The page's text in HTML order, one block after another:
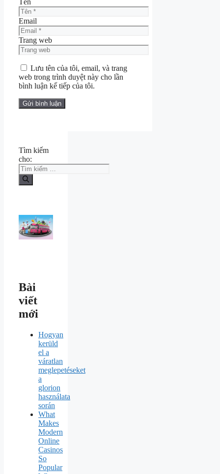
Tên
Email
Trang web
Lưu tên của tôi, email, và trang
web trong trình duyệt này cho lần
bình luận kế tiếp của tôi.
Tìm kiếm
cho:
Bài
viết
mới
Hogyan
kerüld
el a
váratlan
meglepetéseket
a
glorion
használata
során
What
Makes
Modern
Online
Casinos
So
Popular